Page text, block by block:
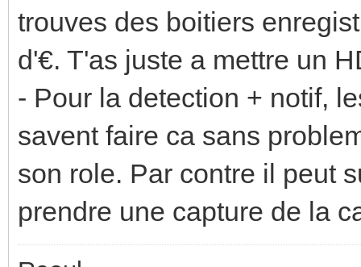
trouves des boitiers
d'€. T'as juste a mettre un
- Pour la detection + notif,
savent faire ca sans
son role. Par contre il peut
prendre une capture de la